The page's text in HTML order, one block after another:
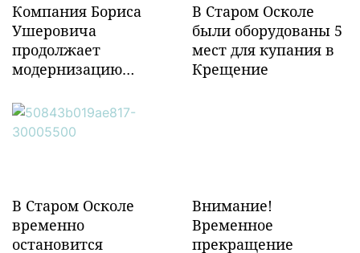
Компания Бориса
Ушеровича
продолжает
модернизацию
инфраструктуры в
Забайкалье
В Старом Осколе
были оборудованы 5
мест для купания в
Крещение
В Старом Осколе
временно
остановится
Внимание!
Временное
прекращение